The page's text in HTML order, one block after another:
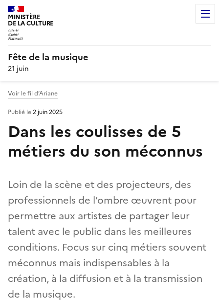
MINISTÈRE
DE LA CULTURE
Fête de la musique
21 juin
Voir le fil d’Ariane
Dans les coulisses de 5
métiers du son méconnus
Loin de la scène et des projecteurs, des
professionnels de l’ombre œuvrent pour
permettre aux artistes de partager leur
talent avec le public dans les meilleures
conditions. Focus sur cinq métiers souvent
méconnus mais indispensables à la
création, à la diffusion et à la transmission
de la musique.
Publié le2 juin 2025